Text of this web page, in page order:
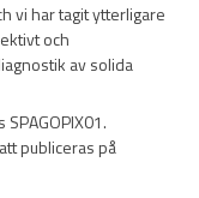
vi har tagit ytterligare
och
av solida
publiceras på